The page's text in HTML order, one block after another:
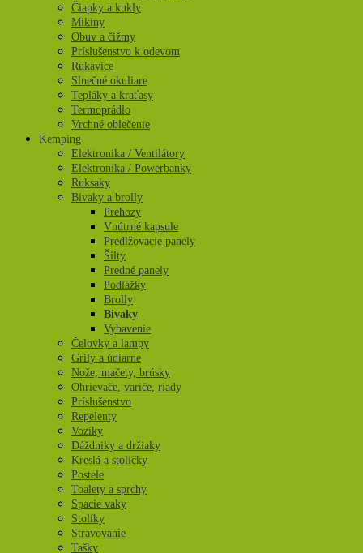
Čiapky a kukly
Mikiny
Obuv a čižmy
Príslušenstvo k odevom
Rukavice
Slnečné okuliare
Tepláky a kraťasy
Termoprádlo
Vrchné oblečenie
Kemping
Elektronika / Ventilátory
Elektronika / Powerbanky
Ruksaky
Bivaky a brolly
Prehozy
Vnútrné kapsule
Predlžovacie panely
Šilty
Predné panely
Podlážky
Brolly
Bivaky
Vybavenie
Čelovky a lampy
Grily a údiarne
Nože, mačety, brúsky
Ohrievače, variče, riady
Príslušenstvo
Repelenty
Vozíky
Dáždniky a držiaky
Kreslá a stoličky
Postele
Toalety a sprchy
Spacie vaky
Stolíky
Stravovanie
Tašky